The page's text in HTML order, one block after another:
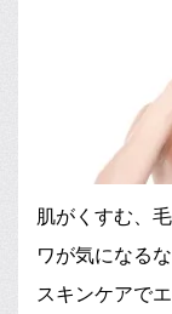
肌がくすむ、
ワが気になる
スキンケアで